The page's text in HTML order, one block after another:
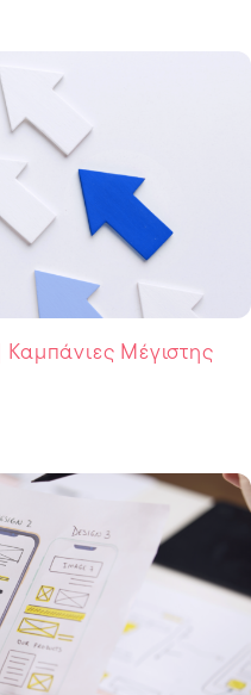
Καμπάνιες Μέγιστης